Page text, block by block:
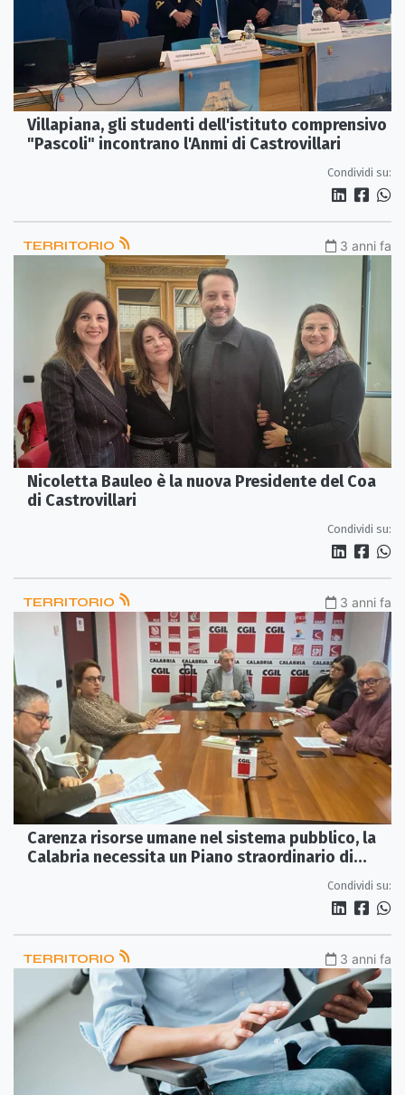
Villapiana, gli studenti dell'istituto comprensivo
"Pascoli" incontrano l'Anmi di Castrovillari
Condividi su:
TERRITORIO 3 anni fa
Nicoletta Bauleo è la nuova Presidente del Coa
di Castrovillari
Condividi su:
TERRITORIO 3 anni fa
Carenza risorse umane nel sistema pubblico, la
Calabria necessita un Piano straordinario di
Condividi su:
TERRITORIO 3 anni fa